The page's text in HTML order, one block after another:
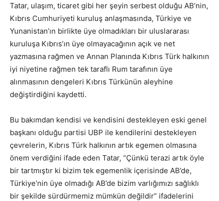
Tatar, ulaşım, ticaret gibi her şeyin serbest olduğu AB’nin,
Kıbrıs Cumhuriyeti kuruluş anlaşmasında, Türkiye ve
Yunanistan’ın birlikte üye olmadıkları bir uluslararası
kuruluşa Kıbrıs’ın üye olmayacağının açık ve net
yazmasına rağmen ve Annan Planında Kıbrıs Türk halkının
iyi niyetine rağmen tek taraflı Rum tarafının üye
alınmasının dengeleri Kıbrıs Türkünün aleyhine
değiştirdiğini kaydetti.
Bu bakımdan kendisi ve kendisini destekleyen eski genel
başkanı olduğu partisi UBP ile kendilerini destekleyen
çevrelerin, Kıbrıs Türk halkının artık egemen olmasına
önem verdiğini ifade eden Tatar, “Çünkü terazi artık öyle
bir tartmıştır ki bizim tek egemenlik içerisinde AB’de,
Türkiye’nin üye olmadığı AB’de bizim varlığımızı sağlıklı
bir şekilde sürdürmemiz mümkün değildir” ifadelerini